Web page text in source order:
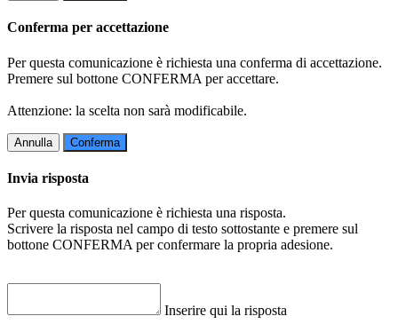
Conferma per accettazione
Per questa comunicazione è richiesta una conferma di accettazione.
Premere sul bottone CONFERMA per accettare.
Attenzione: la scelta non sarà modificabile.
Annulla Conferma
Invia risposta
Per questa comunicazione è richiesta una risposta.
Scrivere la risposta nel campo di testo sottostante e premere sul
bottone CONFERMA per confermare la propria adesione.
Inserire qui la risposta